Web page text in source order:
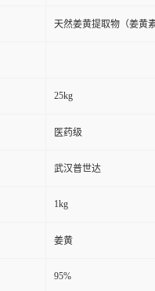
天然姜黄提取物（姜黄
25kg
医药级
武汉普世达
1kg
姜黄
95%